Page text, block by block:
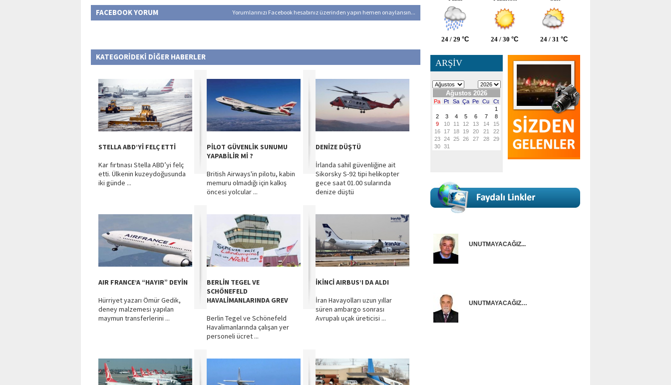
FACEBOOK YORUM Yorumlarınızı Facebook hesabınız üzerinden yapın hemen onaylansın...
KATEGORİDEKİ DİĞER HABERLER
STELLA ABD’Yİ FELÇ ETTİ
Kar fırtınası Stella ABD’yi felç
etti. Ülkenin kuzeydoğusunda
iki günde ...
PİLOT GÜVENLİK SUNUMU
YAPABİLİR Mİ ?
British Airways'in pilotu, kabin
memuru olmadığı için kalkış
öncesi yolcular ...
DENİZE DÜŞTÜ
İrlanda sahil güvenliğine ait
Sikorsky S-92 tipi helikopter
gece saat 01.00 sularında
denize düştü
AIR FRANCE’A “HAYIR” DEYİN
Hürriyet yazarı Ömür Gedik,
deney malzemesi yapılan
maymun transferlerini ...
BERLİN TEGEL VE
SCHÖNEFELD
HAVALİMANLARINDA GREV
Berlin Tegel ve Schönefeld
Havalimanlarında çalışan yer
personeli ücret ...
İKİNCİ AIRBUS’I DA ALDI
İran Havayolları uzun yıllar
süren ambargo sonrası
Avrupalı uçak üreticisi ...
24 / 29 °C 24 / 30 °C 24 / 31 °C
ARŞİV
UNUTMAYACAĞIZ...
UNUTMAYACAĞIZ…